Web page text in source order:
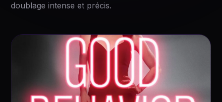
doublage intense et précis.